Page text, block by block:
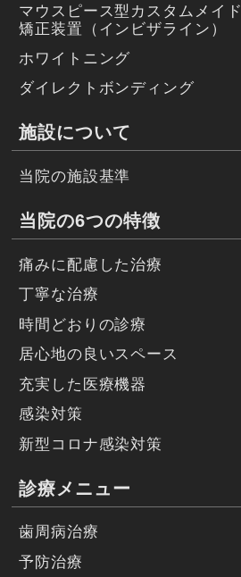
マウスピース型カスタムメイド
矯正装置（インビザライン）
ホワイトニング
ダイレクトボンディング
施設について
当院の施設基準
当院の6つの特徴
痛みに配慮した治療
丁寧な治療
時間どおりの診療
居心地の良いスペース
充実した医療機器
感染対策
新型コロナ感染対策
診療メニュー
歯周病治療
予防治療